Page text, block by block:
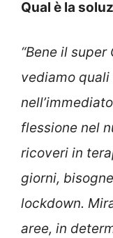
Qual è la
“Bene il
vediamo
flessione nel
ricoveri in
giorni,
lockdown.
aree, in